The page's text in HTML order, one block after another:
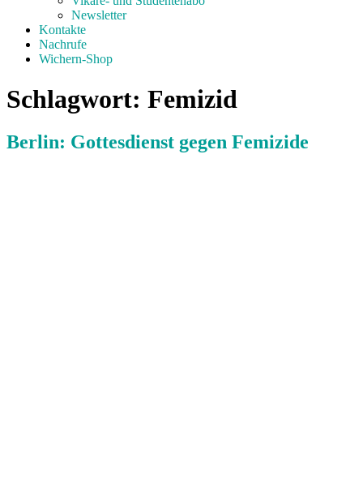
Newsletter
Kontakte
Nachrufe
Wichern-Shop
Schlagwort: Femizid
Berlin: Gottesdienst gegen Femizide